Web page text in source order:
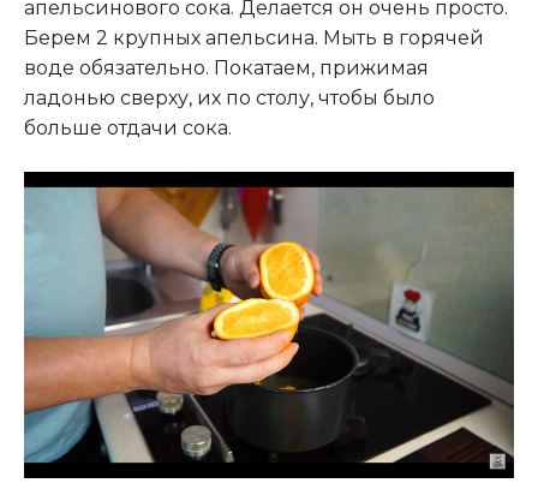
апельсинового сока. Делается он очень просто.
Берем 2 крупных апельсина. Мыть в горячей
воде обязательно. Покатаем, прижимая
ладонью сверху, их по столу, чтобы было
больше отдачи сока.